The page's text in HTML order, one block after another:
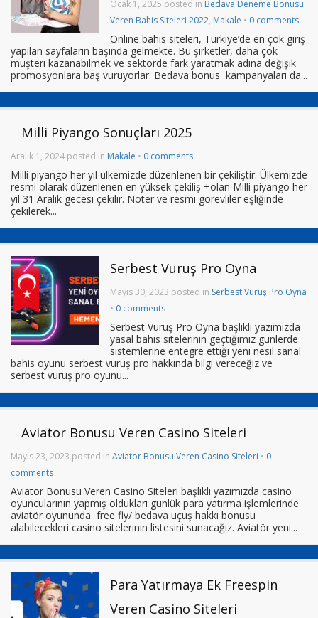
Ocak 1, 2025 posted in Bedava Deneme Bonusu
Veren Bahis Siteleri 2022, Makale • 0 comments
Online bahis siteleri, Türkiye’de en çok giriş
yapılan sayfaların başında gelmekte. Bu şirketler, daha çok
müşteri kazanabilmek ve sektörde fark yaratmak adına değişik
promosyonlara baş vuruyorlar. Bedava bonus kampanyaları da...
Milli Piyango Sonuçları 2025
Aralık 1, 2024 posted in Makale • 0 comments
Milli piyango her yıl ülkemizde düzenlenen bir çekiliştir. Ülkemizde
resmi olarak düzenlenen en yüksek çekiliş +olan Milli piyango her
yıl 31 Aralık gecesi çekilir. Noter ve resmi görevliler eşliğinde
çekilerek...
Serbest Vuruş Pro Oyna
Mayıs 30, 2023 posted in Serbest Vuruş Pro Oyna
• 0 comments
Serbest Vuruş Pro Oyna başlıklı yazımızda
yasal bahis sitelerinin geçtiğimiz günlerde
sistemlerine entegre ettiği yeni nesil sanal
bahis oyunu serbest vuruş pro hakkında bilgi vereceğiz ve
serbest vuruş pro oyunu...
Aviator Bonusu Veren Casino Siteleri
Mayıs 23, 2023 posted in Aviator Bonusu Veren Casino Siteleri • 0
comments
Aviator Bonusu Veren Casino Siteleri başlıklı yazımızda casino
oyuncularının yapmış oldukları günlük para yatırma işlemlerinde
aviatör oyununda free fly/ bedava uçuş hakkı bonusu
alabilecekleri casino sitelerinin listesini sunacağız. Aviatör yeni...
Para Yatırmaya Ek Freespin
Veren Casino Siteleri